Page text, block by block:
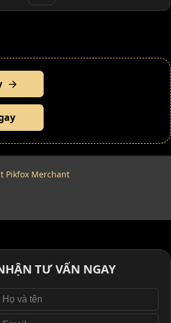
Pikfox Merchant
TƯ VẤN NGAY